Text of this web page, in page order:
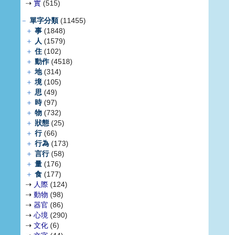
⇢ 實 (515)
－ 單字分類(11455)
＋ 事 (1848)
＋ 人 (1579)
＋ 住 (102)
＋ 動作(4518)
＋ 地(314)
＋ 境(105)
＋ 思 (49)
＋ 時(97)
＋ 物 (732)
＋ 狀態 (25)
＋ 行(66)
＋ 行為 (173)
＋ 言行(58)
＋ 量 (176)
＋ 食 (177)
⇢ 人際 (124)
⇢ 動物 (98)
⇢ 器官 (86)
⇢ 心境 (290)
⇢ 文化 (6)